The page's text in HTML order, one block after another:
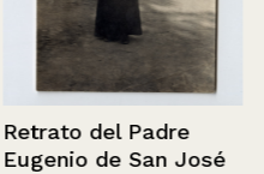
Retrato del Padre
Eugenio de San José